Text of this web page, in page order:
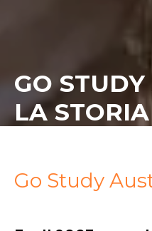
GO
LA STORIA
Go Study